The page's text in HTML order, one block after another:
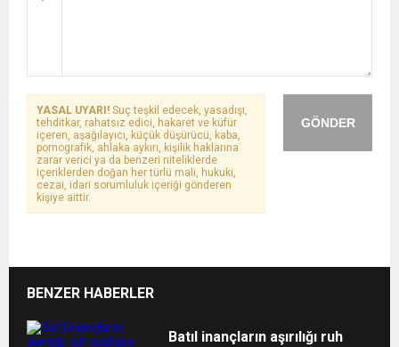
GÖNDER
YASAL UYARI! Suç teşkil edecek, yasadışı,
tehditkar, rahatsız edici, hakaret ve küfür
içeren, aşağılayıcı, küçük düşürücü, kaba,
pornografik, ahlaka aykırı, kişilik haklarına
zarar verici ya da benzeri niteliklerde
içeriklerden doğan her türlü mali, hukuki,
cezai, idari sorumluluk içeriği gönderen
kişiye aittir.
BENZER HABERLER
Batıl inançların aşırılığı ruh